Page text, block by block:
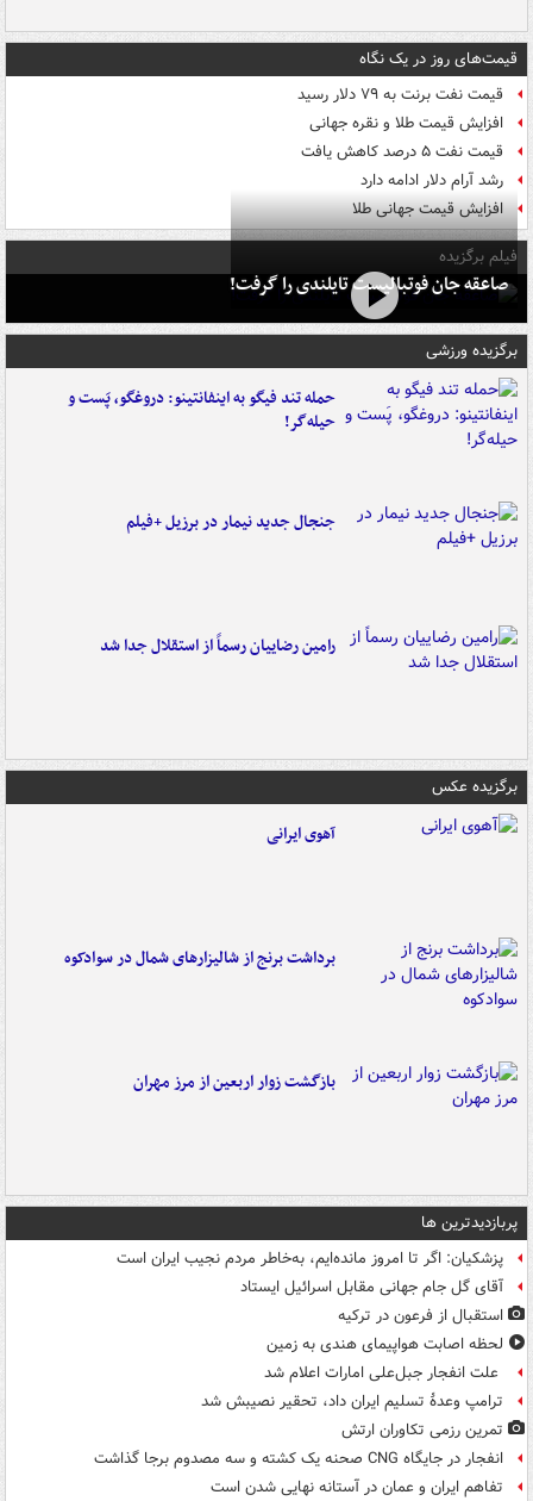
قیمت‌های روز در یک نگاه
قیمت نفت برنت به ۷۹ دلار رسید
افزایش قیمت طلا و نقره جهانی
قیمت نفت ۵ درصد کاهش یافت
رشد آرام دلار ادامه دارد
افزایش قیمت جهانی طلا
فیلم برگزیده
صاعقه جان فوتبالیست تایلندی را گرفت!
برگزیده ورزشی
حمله تند فیگو به اینفانتینو: دروغگو، پَست‌ و
حیله‌گر!
جنجال جدید نیمار در برزیل +فیلم
رامین رضاییان رسماً از استقلال جدا شد
برگزیده عکس
آهوی ایرانی
برداشت برنج از شالیزارهای شمال در سوادکوه
بازگشت زوار اربعین از مرز مهران
پربازدیدترین ها
پزشکیان: اگر تا امروز مانده‌ایم، به‌خاطر مردم نجیب ایران است
آقای گل جام جهانی مقابل اسرائیل ایستاد
استقبال از فرعون در ترکیه
لحظه اصابت هواپیمای هندی به زمین
علت انفجار جبل‌علی امارات اعلام شد
ترامپ وعدۀ تسلیم ایران داد، تحقیر نصیبش شد
تمرین رزمی تکاوران ارتش
انفجار در جایگاه CNG صحنه یک کشته و سه مصدوم برجا گذاشت
تفاهم ایران و عمان در آستانه نهایی شدن است